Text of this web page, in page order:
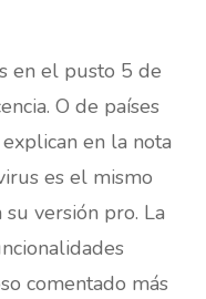
en el pusto 5 de
O de países
en la nota
es el mismo
versión pro. La
comentado más